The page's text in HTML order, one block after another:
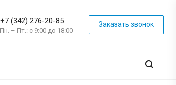
+7 (342) 276-20-85
Пн. – Пт.: с 9:00 до 18:00
Заказать звонок